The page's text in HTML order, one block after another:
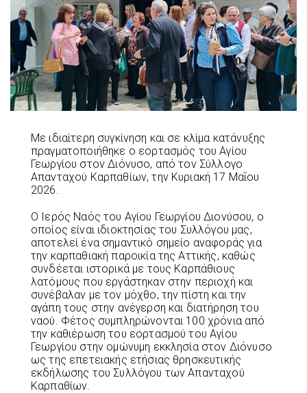
Με ιδιαίτερη συγκίνηση και σε κλίμα κατάνυξης
πραγματοποιήθηκε ο εορτασμός του Αγίου
Γεωργίου στον Διόνυσο, από τον Σύλλογο
Απανταχού Καρπαθίων, την Κυριακή 17 Μαΐου
2026.
Ο Ιερός Ναός του Αγίου Γεωργίου Διονύσου, ο
οποίος είναι ιδιοκτησίας του Συλλόγου μας,
αποτελεί ένα σημαντικό σημείο αναφοράς για
την καρπαθιακή παροικία της Αττικής, καθώς
συνδέεται ιστορικά με τους Καρπάθιους
λατόμους που εργάστηκαν στην περιοχή και
συνέβαλαν με τον μόχθο, την πίστη και την
αγάπη τους στην ανέγερση και διατήρηση του
ναού. Φέτος συμπληρώνονται 100 χρόνια από
την καθιέρωση του εορτασμού του Αγίου
Γεωργίου στην ομώνυμη εκκλησία στον Διόνυσο
ως της επετειακής ετήσιας θρησκευτικής
εκδήλωσης του Συλλόγου των Απανταχού
Καρπαθίων.